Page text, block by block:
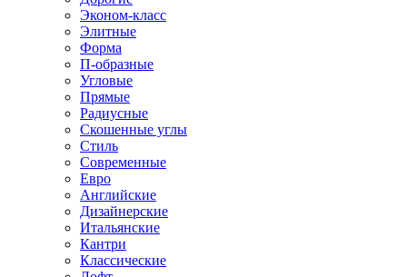
Эконом-класс
Элитные
Форма
П-образные
Угловые
Прямые
Радиусные
Скошенные углы
Стиль
Современные
Евро
Английские
Дизайнерские
Итальянские
Кантри
Классические